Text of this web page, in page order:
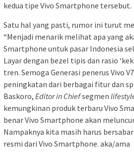
kedua tipe Vivo Smartphone tersebut.
Satu hal yang pasti, rumor ini turut
“Menjadi menarik melihat apa yang
Smartphone untuk pasar Indonesia
Layar dengan bezel tipis dan rasio
tren. Semoga Generasi penerus Vivo
peningkatan dari berbagai fitur dan
Baskoro, Editor in Chiefsegmen
kemungkinan produk terbaru Vivo
benar Vivo Smartphone akan
Nampaknya kita masih harus
resmi dari Vivo Smartphone. aka/ama